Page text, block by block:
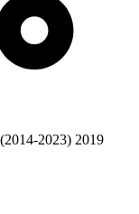
2023) 2019